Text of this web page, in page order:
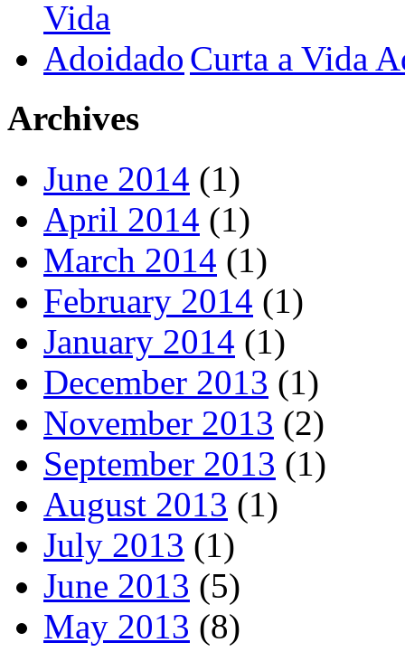
Curta a Vida
Archives
June 2014 (1)
April 2014 (1)
March 2014 (1)
February 2014 (1)
January 2014 (1)
December 2013 (1)
November 2013 (2)
September 2013 (1)
August 2013 (1)
July 2013 (1)
June 2013 (5)
May 2013 (8)